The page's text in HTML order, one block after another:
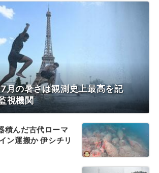
月の暑さは観測史上最高を記
視機関
積んだ古代ローマ
ン運搬か 伊シチリ